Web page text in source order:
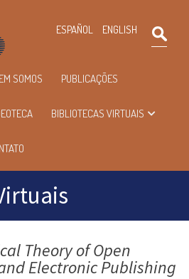
ESPAÑOL ENGLISH
SOMOS PUBLICAÇÕES
BIBLIOTECAS VIRTUAIS
Theory of Open
Electronic Publishing